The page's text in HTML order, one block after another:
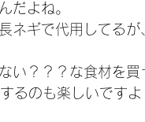
だよね。
ネギで代用してるが
い？？？な食材を買
するのも楽しいで